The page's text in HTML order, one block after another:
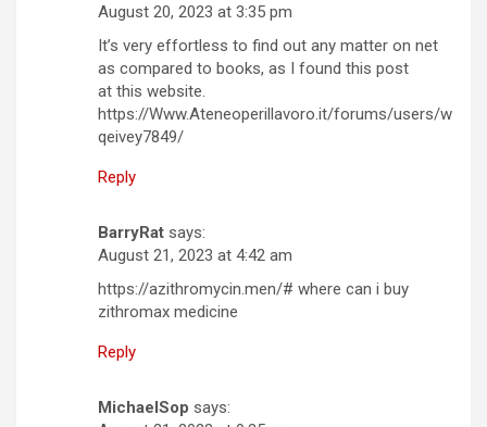
August 20, 2023 at 3:35 pm
It’s very effortless to find out any matter on net
as compared to books, as I found this post
at this website.
https://Www.Ateneoperillavoro.it/forums/users/w
qeivey7849/
Reply
BarryRat says:
August 21, 2023 at 4:42 am
https://azithromycin.men/# where can i buy
zithromax medicine
Reply
MichaelSop says: